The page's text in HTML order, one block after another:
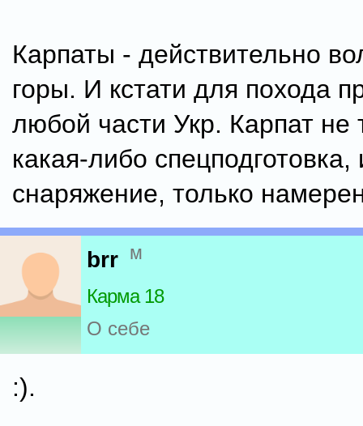
Карпаты - действительно
горы. И кстати для похода
любой части Укр. Карпат не
какая-либо спецподготовка,
снаряжение, только
brr м
Карма 18
О себе
:).